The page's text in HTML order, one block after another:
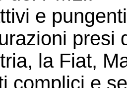
e
presi
la Fiat,
complici e